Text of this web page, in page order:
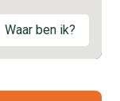
Waar ben ik?